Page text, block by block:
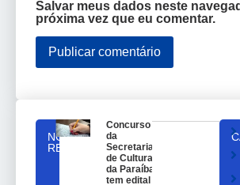
Salvar meus dados neste
próxima vez que eu comentar.
NOTICIAS
RELACIONADAS
Concurso
da
Secretaria
de Cultura
da Paraíba
tem edital